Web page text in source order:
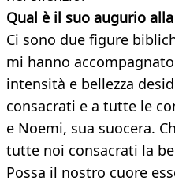
Qual è il suo augurio
Ci sono due figure
mi hanno
intensità e bellezza
consacrati e a tutte le
e Noemi, sua suocera.
tutte noi consacrati la
Possa il nostro cuore